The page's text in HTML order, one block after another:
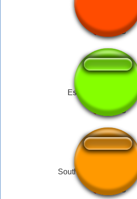
Estrela que brilha
South Park - they took